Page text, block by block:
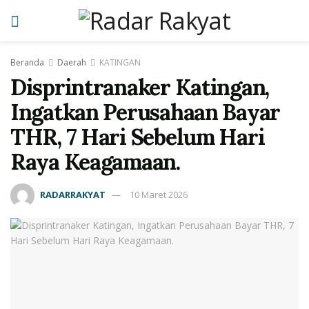
Beranda Daerah KATINGAN
Disprintranaker Katingan,
Ingatkan Perusahaan Bayar
THR, 7 Hari Sebelum Hari
Raya Keagamaan.
RADARRAKYAT 10 Maret 2026